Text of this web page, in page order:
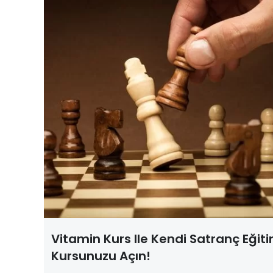
Vitamin Kurs Ile Kendi Satranç
Kursunuzu Açın!